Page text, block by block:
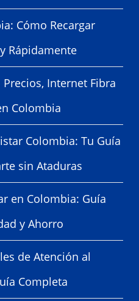
Cómo Recargar
Rápidamente
Internet Fibra
Colombia
Colombia: Tu Guía
sin Ataduras
en Colombia: Guía
y Ahorro
de Atención al
Completa